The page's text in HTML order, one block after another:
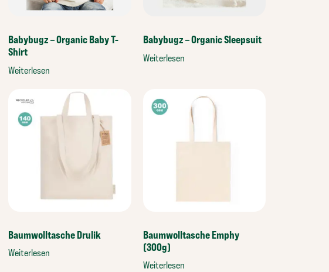
Babybugz – Organic Baby T-
Shirt
Weiterlesen
Babybugz – Organic Sleepsuit
Weiterlesen
Baumwolltasche Drulik
Weiterlesen
Baumwolltasche Emphy
(300g)
Weiterlesen